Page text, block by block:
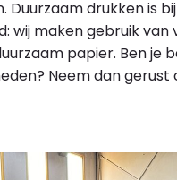
Duurzaam drukken is
wij maken gebruik van
papier. Ben je
Neem dan gerust